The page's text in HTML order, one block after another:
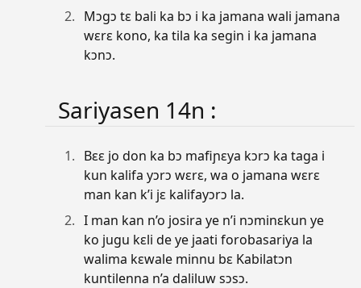
Mɔgɔ tɛ bali ka bɔ i ka jamana wali jamana
wɛrɛ kono, ka tila ka segin i ka jamana
kɔnɔ.
Sariyasen 14n :
Bɛɛ jo don ka bɔ mafiɲɛya kɔrɔ ka taga i
kun kalifa yɔrɔ wɛrɛ, wa o jamana wɛrɛ
man kan k’i jɛ kalifayɔrɔ la.
I man kan n’o josira ye n’i nɔminɛkun ye
ko jugu kɛli de ye jaati forobasariya la
walima kɛwale minnu bɛ Kabilatɔn
kuntilenna n’a daliluw sɔsɔ.